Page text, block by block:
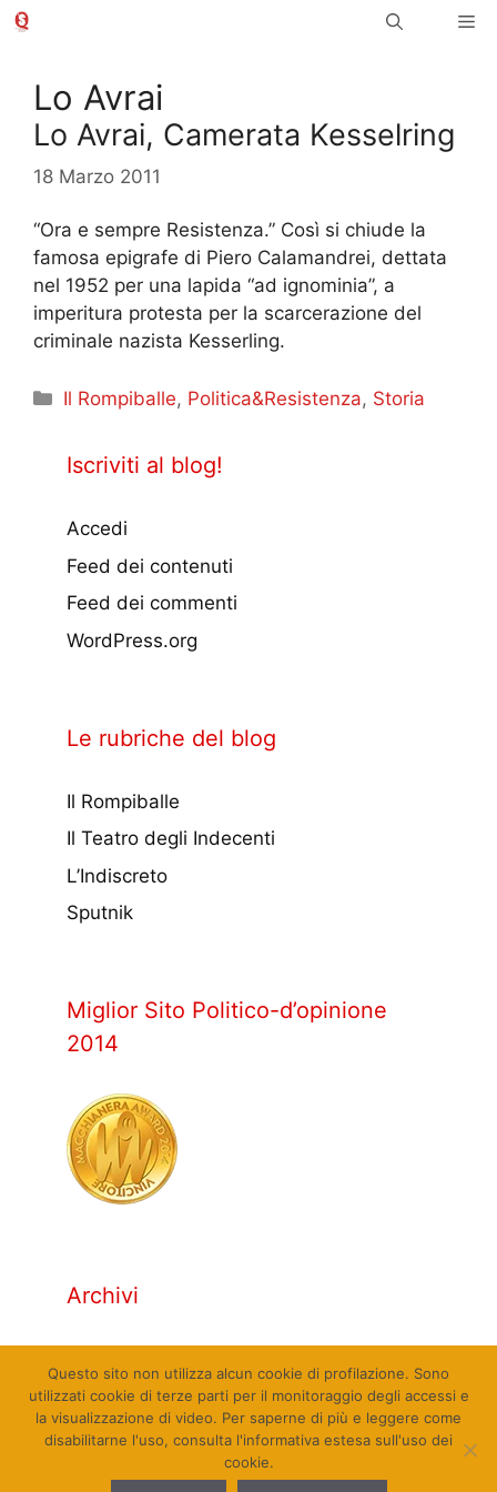
Vai
Lo Avrai
Lo Avrai, Camerata Kesselring
18 Marzo 2011
“Ora e sempre Resistenza.” Così si chiude la
famosa epigrafe di Piero Calamandrei, dettata
nel 1952 per una lapida “ad ignominia”, a
imperitura protesta per la scarcerazione del
criminale nazista Kesserling.
Categorie
Il Rompiballe, Politica&Resistenza, Storia
Iscriviti al blog!
Accedi
Feed dei contenuti
Feed dei commenti
WordPress.org
Le rubriche del blog
Il Rompiballe
Il Teatro degli Indecenti
L’Indiscreto
Sputnik
Miglior Sito Politico-d’opinione
2014
Archivi
Questo sito non utilizza alcun cookie di profilazione. Sono
utilizzati cookie di terze parti per il monitoraggio degli accessi e
la visualizzazione di video. Per saperne di più e leggere come
disabilitarne l'uso, consulta l'informativa estesa sull'uso dei
cookie.